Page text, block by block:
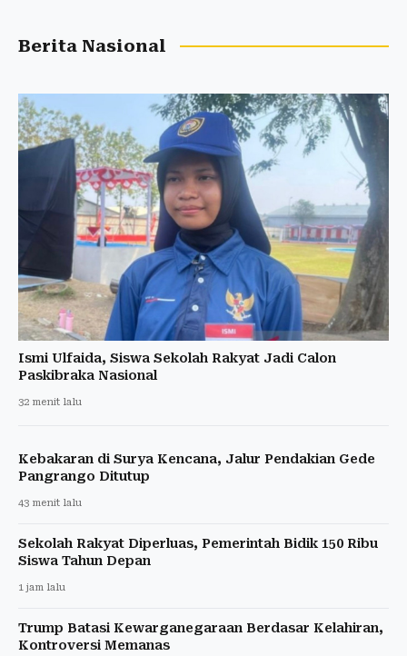
Berita Nasional
Ismi Ulfaida, Siswa Sekolah Rakyat Jadi Calon
Paskibraka Nasional
32 menit lalu
Kebakaran di Surya Kencana, Jalur Pendakian Gede
Pangrango Ditutup
43 menit lalu
Sekolah Rakyat Diperluas, Pemerintah Bidik 150 Ribu
Siswa Tahun Depan
1 jam lalu
Trump Batasi Kewarganegaraan Berdasar Kelahiran,
Kontroversi Memanas